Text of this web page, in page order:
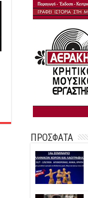
ΠΡΟΣΦΑΤΑ